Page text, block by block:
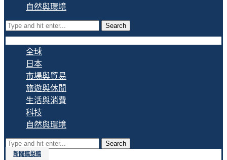
自然與環境
Search
全球
日本
市場與貿易
旅遊與休閒
生活與消費
科技
自然與環境
Search
新聞稿投稿